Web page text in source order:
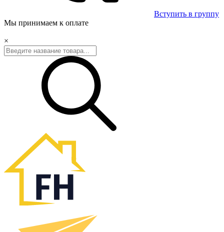
Вступить в группу
Мы принимаем к оплате
×